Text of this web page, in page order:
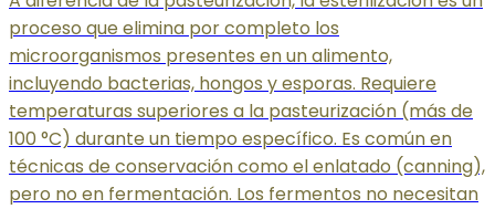
proceso que elimina por completo los
microorganismos presentes en un alimento,
incluyendo bacterias, hongos y esporas. Requiere
temperaturas superiores a la pasteurización (más de
100 °C) durante un tiempo específico. Es común en
técnicas de conservación como el enlatado (canning),
pero no en fermentación. Los fermentos no necesitan